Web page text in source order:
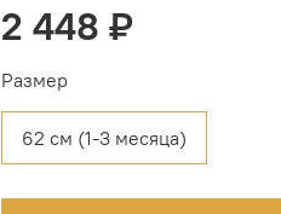
2 448 ₽
Размер
62 см (1-3 месяца)